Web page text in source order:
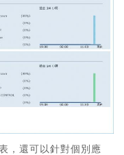
，還可以針對個別應